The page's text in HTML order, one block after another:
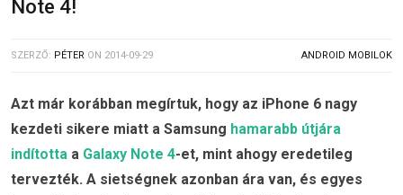
Note 4!
SZERZŐ: PÉTER ON 2014-09-29 ANDROID MOBILOK
Azt már korábban megírtuk, hogy az iPhone 6 nagy
kezdeti sikere miatt a Samsung hamarabb útjára
indította a Galaxy Note 4-et, mint ahogy eredetileg
tervezték. A sietségnek azonban ára van, és egyes